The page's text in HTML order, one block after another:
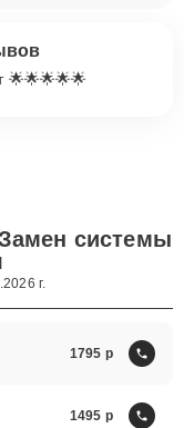
🌟🌟🌟🌟🌟
системы
г.
1795
1495